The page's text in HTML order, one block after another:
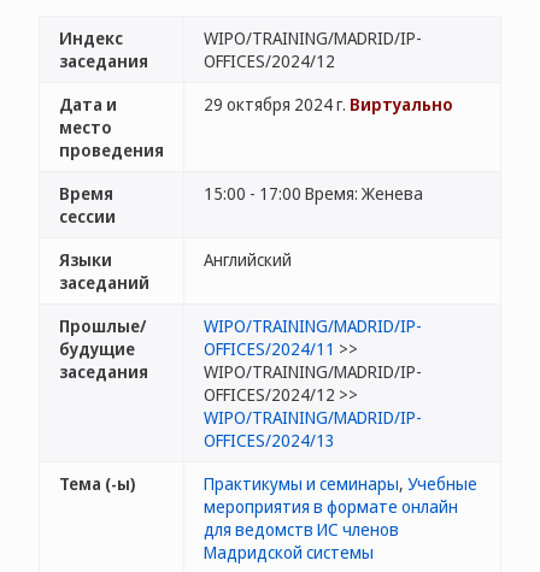
Индекс
заседания
WIPO/TRAINING/MADRID/IP-
OFFICES/2024/12
Дата и
место
проведения
29 октября 2024 г. Виртуально
Время
сессии
15:00 - 17:00 Время: Женева
Языки
заседаний
Английский
Прошлые/
будущие
заседания
WIPO/TRAINING/MADRID/IP-
OFFICES/2024/11 >>
WIPO/TRAINING/MADRID/IP-
OFFICES/2024/12 >>
WIPO/TRAINING/MADRID/IP-
OFFICES/2024/13
Тема (-ы)
Практикумы и семинары, Учебные
мероприятия в формате онлайн
для ведомств ИС членов
Мадридской системы